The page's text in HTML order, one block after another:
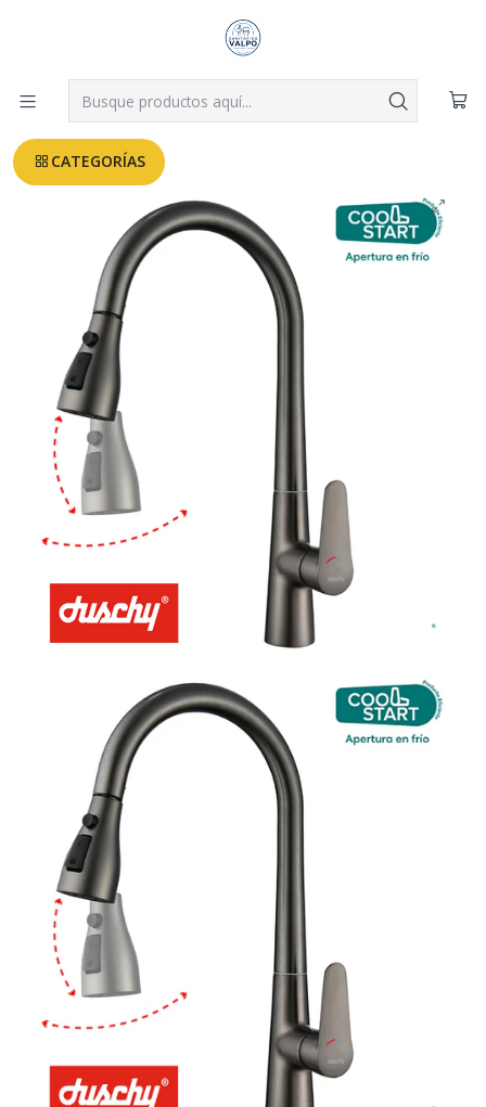
CATEGORÍAS
Despachos a todo Valparaíso, Viña, Quilpué y Villa Alemana desde
Leer más
Inicio GRIFERIAS COCINA - INDUSTRIAL
LLAVE MONOMANDO EXTRAIBLE GUN METAL COOLSTART